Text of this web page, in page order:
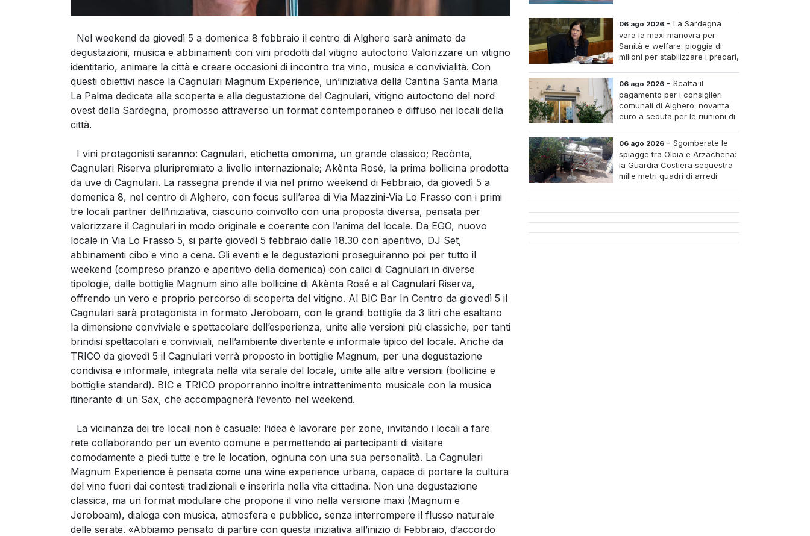
Nel weekend da giovedì 5 a domenica 8 febbraio il centro di Alghero sarà animato da
degustazioni, musica e abbinamenti con vini prodotti dal vitigno autoctono Valorizzare un vitigno
identitario, animare la città e creare occasioni di incontro tra vino, musica e convivialità. Con
questi obiettivi nasce la Cagnulari Magnum Experience, un’iniziativa della Cantina Santa Maria
La Palma dedicata alla scoperta e alla degustazione del Cagnulari, vitigno autoctono del nord
ovest della Sardegna, promosso attraverso un format contemporaneo e diffuso nei locali della
città.
I vini protagonisti saranno: Cagnulari, etichetta omonima, un grande classico; Recònta,
Cagnulari Riserva pluripremiato a livello internazionale; Akènta Rosé, la prima bollicina prodotta
da uve di Cagnulari. La rassegna prende il via nel primo weekend di Febbraio, da giovedì 5 a
domenica 8, nel centro di Alghero, con focus sull’area di Via Mazzini-Via Lo Frasso con i primi
tre locali partner dell’iniziativa, ciascuno coinvolto con una proposta diversa, pensata per
valorizzare il Cagnulari in modo originale e coerente con l’anima del locale. Da EGO, nuovo
locale in Via Lo Frasso 5, si parte giovedì 5 febbraio dalle 18.30 con aperitivo, DJ Set,
abbinamenti cibo e vino a cena. Gli eventi e le degustazioni proseguiranno poi per tutto il
weekend (compreso pranzo e aperitivo della domenica) con calici di Cagnulari in diverse
tipologie, dalle bottiglie Magnum sino alle bollicine di Akènta Rosé e al Cagnulari Riserva,
offrendo un vero e proprio percorso di scoperta del vitigno. Al BIC Bar In Centro da giovedì 5 il
Cagnulari sarà protagonista in formato Jeroboam, con le grandi bottiglie da 3 litri che esaltano
la dimensione conviviale e spettacolare dell’esperienza, unite alle versioni più classiche, per tanti
brindisi spettacolari e conviviali, nell’ambiente divertente e informale tipico del locale. Anche da
TRICO da giovedì 5 il Cagnulari verrà proposto in bottiglie Magnum, per una degustazione
condivisa e informale, integrata nella vita serale del locale, unite alle altre versioni (bollicine e
bottiglie standard). BIC e TRICO proporranno inoltre intrattenimento musicale con la musica
itinerante di un Sax, che accompagnerà l’evento nel weekend.
La vicinanza dei tre locali non è casuale: l’idea è lavorare per zone, invitando i locali a fare
rete collaborando per un evento comune e permettendo ai partecipanti di visitare
comodamente a piedi tutte e tre le location, ognuna con una sua personalità. La Cagnulari
Magnum Experience è pensata come una wine experience urbana, capace di portare la cultura
del vino fuori dai contesti tradizionali e inserirla nella vita cittadina. Non una degustazione
classica, ma un format modulare che propone il vino nella versione maxi (Magnum e
Jeroboam), dialoga con musica, atmosfera e pubblico, senza interrompere il flusso naturale
delle serate. «Abbiamo pensato di partire con questa iniziativa all’inizio di Febbraio, d’accordo
06 ago 2026 - La Sardegna
vara la maxi manovra per
Sanità e welfare: pioggia di
milioni per stabilizzare i precari,
centri e assumere infermieri fissi nelle case di riposo.
06 ago 2026 - Scatta il
pagamento per i consiglieri
comunali di Alghero: novanta
euro a seduta per le riunioni di
06 ago 2026 - Sgomberate le
spiagge tra Olbia e Arzachena:
la Guardia Costiera sequestra
mille metri quadri di arredi